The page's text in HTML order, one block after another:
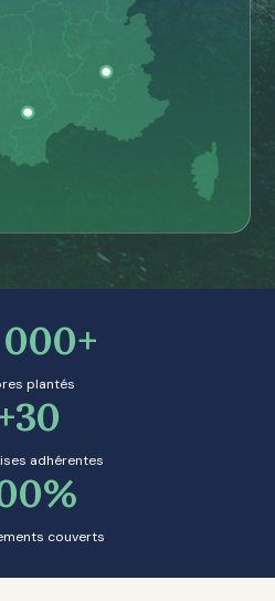
000+
plantés
adhérentes
couverts